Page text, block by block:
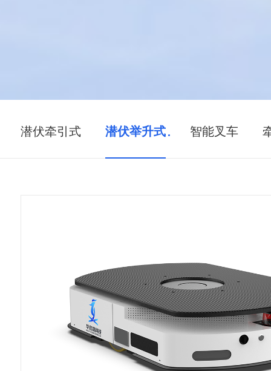
潜伏牵引式 潜伏举升式 智能叉车